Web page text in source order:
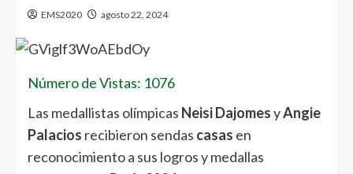
EMS2020 agosto 22, 2024
Número de Vistas: 1076
Las medallistas olímpicas Neisi DajomesyAngie
Palacios recibieron sendas casas en
reconocimiento a sus logros y medallas